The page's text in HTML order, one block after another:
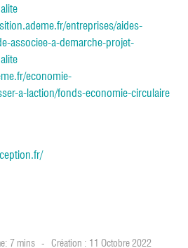
entreprises/aides-
associee-a-demarche-projet-
economie-
a-laction/fonds-economie-circulaire
7 mins Création : 11 Octobre 2022